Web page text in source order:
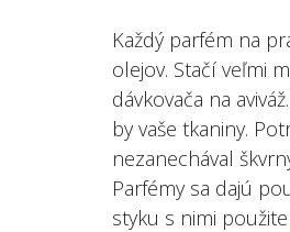
Každý parfém na
olejov. Stačí veľmi
dávkovača na aviváž.
by vaše tkaniny.
nezanechával
Parfémy sa dajú
styku s nimi